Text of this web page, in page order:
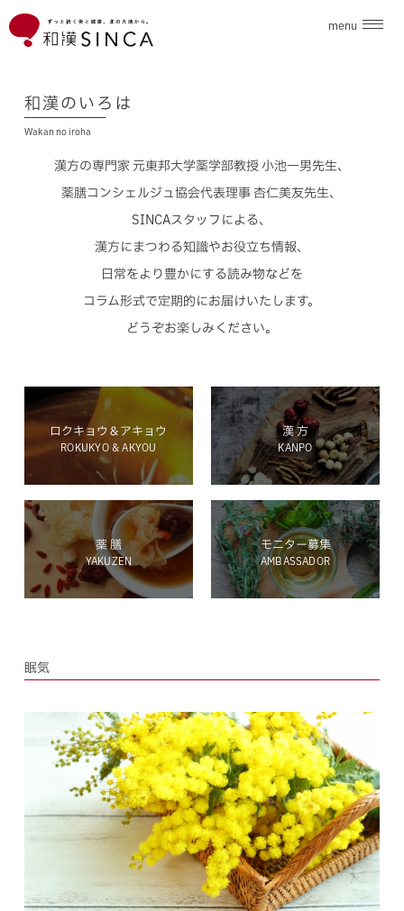
menu
ブランド
こだわり素材
ホールディングス サイト
Language
和漢のいろは
Wakan no iroha
漢方の専門家 元東邦大学薬学部教授 小池一男先生、
薬膳コンシェルジュ協会代表理事 杏仁美友先生、
SINCAスタッフによる、
漢方にまつわる知識やお役立ち情報、
日常をより豊かにする読み物などを
コラム形式で定期的にお届けいたします。
どうぞお楽しみください。
ロクキョウ＆アキョウ
ROKUKYO & AKYOU
漢 方
KANPO
薬 膳
YAKUZEN
モニター募集
AMBASSADOR
眠気